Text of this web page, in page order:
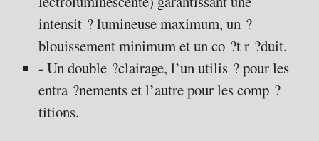
intensit ? lumineuse maximum, un ?
blouissement minimum et un co ?t r ?duit.
- Un double ?clairage, l’un utilis ? pour les
entra ?nements et l’autre pour les comp ?
titions.